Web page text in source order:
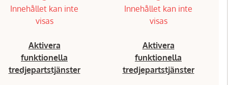
Innehållet kan inte
visas
Aktivera
funktionella
tredjepartstjänster
Innehållet kan inte
visas
Aktivera
funktionella
tredjepartstjänster